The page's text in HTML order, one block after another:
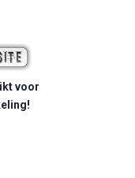
voor